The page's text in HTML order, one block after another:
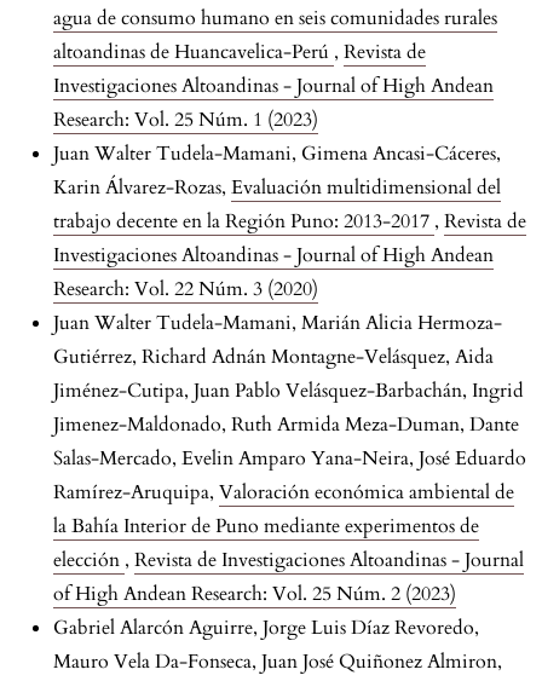
agua de consumo humano en seis comunidades rurales
altoandinas de Huancavelica-Perú , Revista de
Investigaciones Altoandinas - Journal of High Andean
Research: Vol. 25 Núm. 1 (2023)
Juan Walter Tudela-Mamani, Gimena Ancasi-Cáceres,
Karin Álvarez-Rozas, Evaluación multidimensional del
trabajo decente en la Región Puno: 2013-2017 , Revista de
Investigaciones Altoandinas - Journal of High Andean
Research: Vol. 22 Núm. 3 (2020)
Juan Walter Tudela-Mamani, Marián Alicia Hermoza-
Gutiérrez, Richard Adnán Montagne-Velásquez, Aida
Jiménez-Cutipa, Juan Pablo Velásquez-Barbachán, Ingrid
Jimenez-Maldonado, Ruth Armida Meza-Duman, Dante
Salas-Mercado, Evelin Amparo Yana-Neira, José Eduardo
Ramírez-Aruquipa, Valoración económica ambiental de
la Bahía Interior de Puno mediante experimentos de
elección , Revista de Investigaciones Altoandinas - Journal
of High Andean Research: Vol. 25 Núm. 2 (2023)
Gabriel Alarcón Aguirre, Jorge Luis Díaz Revoredo,
Mauro Vela Da-Fonseca, Juan José Quiñonez Almiron,